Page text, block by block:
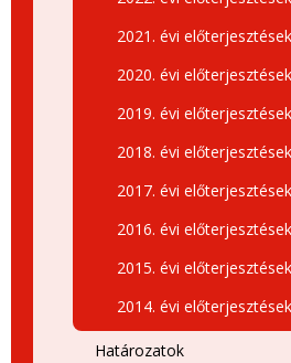
2021. évi előterjesztések
2020. évi előterjesztések
2019. évi előterjesztések
2018. évi előterjesztések
2017. évi előterjesztések
2016. évi előterjesztések
2015. évi előterjesztések
2014. évi előterjesztések
Határozatok